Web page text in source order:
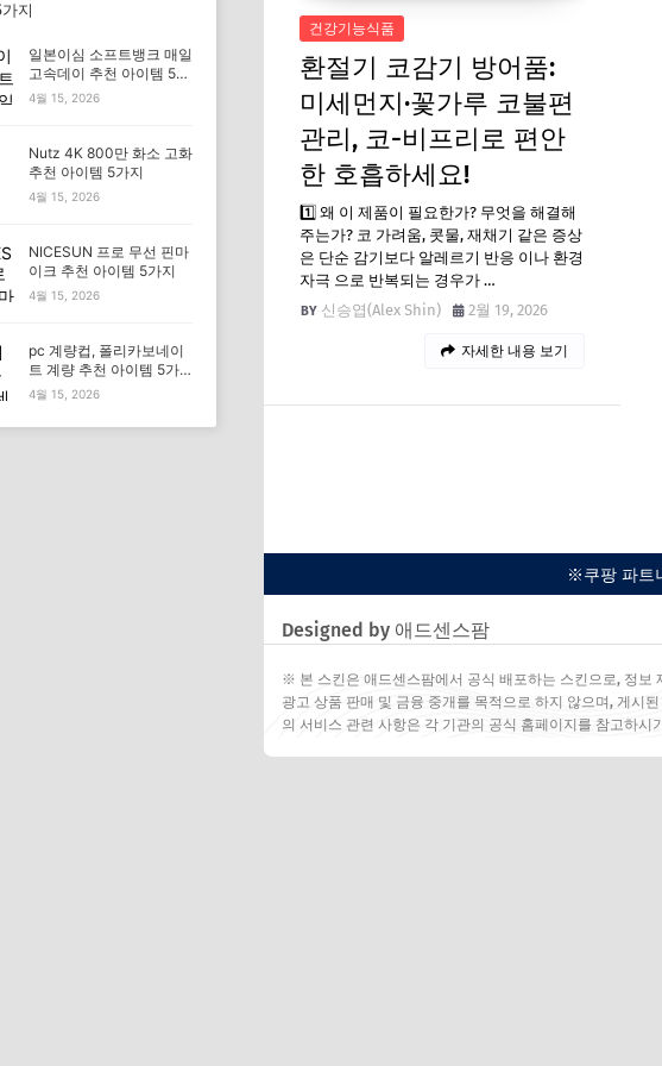
건강기능식품
환절기 코감기 방어품:
미세먼지·꽃가루 코불편
관리, 코-비프리로 편안
한 호흡하세요!
1️⃣ 왜 이 제품이 필요한가? 무엇을 해결해
주는가? 코 가려움, 콧물, 재채기 같은 증상
은 단순 감기보다 알레르기 반응 이나 환경
자극 으로 반복되는 경우가 …
신승엽(Alex Shin)
2월 19, 2026
자세한 내용 보기
※쿠팡 파트
Designed by 애드센스팜
※ 본 스킨은 애드센스팜에서 공식 배포하는 스킨으로, 정보
광고 상품 판매 및 금융 중개를 목적으로 하지 않으며, 게시
의 서비스 관련 사항은 각 기관의 공식 홈페이지를 참고하시
지
일본이심 소프트뱅크 매일
고속데이 추천 아이템 5가
지
4월 15, 2026
Nutz 4K 800만 화소 고화
추천 아이템 5가지
4월 15, 2026
NICESUN 프로 무선 핀마
이크 추천 아이템 5가지
4월 15, 2026
pc 계량컵, 폴리카보네이
트 계량 추천 아이템 5가
지
4월 15, 2026